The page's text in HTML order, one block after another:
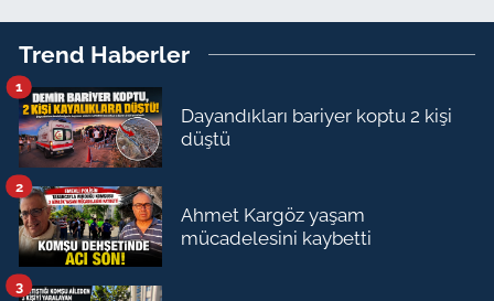
Trend Haberler
Dayandıkları bariyer koptu 2 kişi
düştü
1
Ahmet Kargöz yaşam
mücadelesini kaybetti
2
3